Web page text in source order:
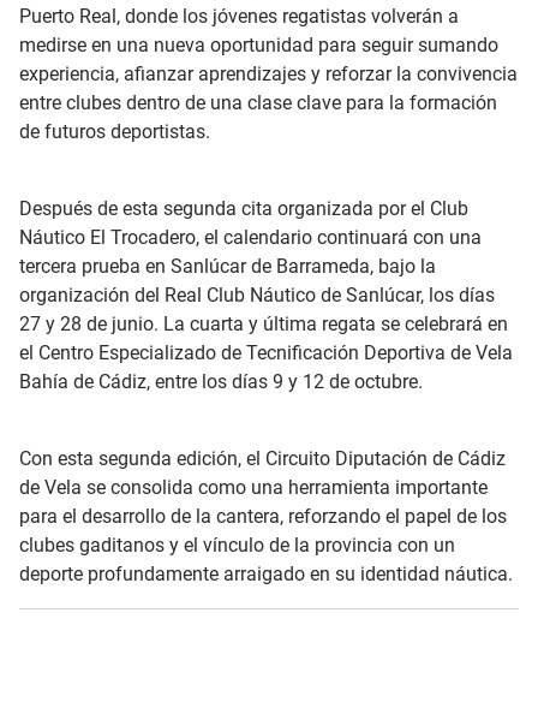
Puerto Real, donde los jóvenes regatistas volverán a
medirse en una nueva oportunidad para seguir sumando
experiencia, afianzar aprendizajes y reforzar la convivencia
entre clubes dentro de una clase clave para la formación
de futuros deportistas.
Después de esta segunda cita organizada por el Club
Náutico El Trocadero, el calendario continuará con una
tercera prueba en Sanlúcar de Barrameda, bajo la
organización del Real Club Náutico de Sanlúcar, los días
27 y 28 de junio. La cuarta y última regata se celebrará en
el Centro Especializado de Tecnificación Deportiva de Vela
Bahía de Cádiz, entre los días 9 y 12 de octubre.
Con esta segunda edición, el Circuito Diputación de Cádiz
de Vela se consolida como una herramienta importante
para el desarrollo de la cantera, reforzando el papel de los
clubes gaditanos y el vínculo de la provincia con un
deporte profundamente arraigado en su identidad náutica.